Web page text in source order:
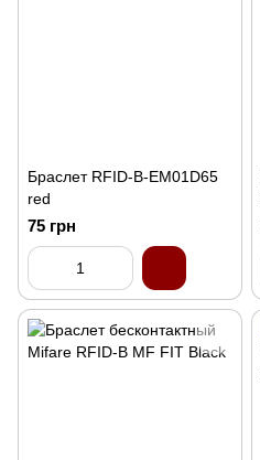
Браслет RFID-B-EM01D65
red
75 грн